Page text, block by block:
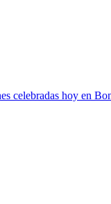
celebradas hoy en